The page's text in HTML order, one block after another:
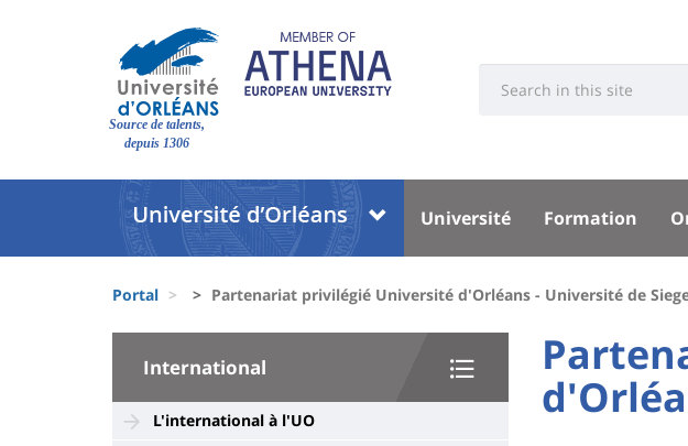
Site
Source de talents,
depuis 1306
Université
Université
Block
liste
des
composantes
Menu
principal
Université Formation
d'Ariane
Portal Partenariat privilégié Université d'Orléans - Université de
University
Sidebar
International
L'international à l'UO
:
Main
Titre